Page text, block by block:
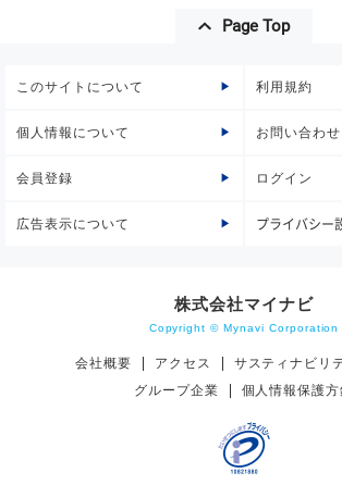
Page Top
このサイトについて 利用規約
個人情報について お問い合わせ
会員登録 ログイン
広告表示について プライバシー
株式会社マイナビ
Copyright © Mynavi Corporation
会社概要 アクセス サスティナビリ
グループ企業
個人情報保護方